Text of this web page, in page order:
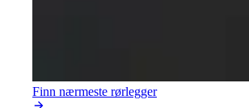
Finn nærmeste rørlegger